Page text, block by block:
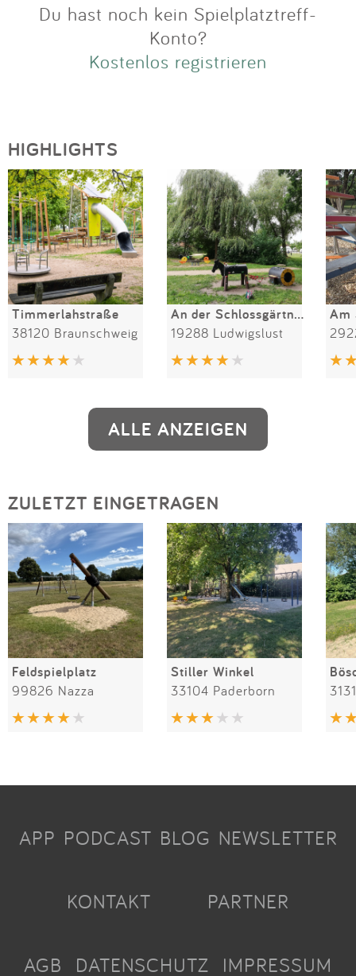
Du hast noch kein Spielplatztreff-
Konto?
Kostenlos registrieren
HIGHLIGHTS
Timmerlahstraße
38120 Braunschweig
An der Schlossgärtnerei
19288 Ludwigslust
Am
ALLE ANZEIGEN
ZULETZT EINGETRAGEN
Feldspielplatz
99826 Nazza
Stiller Winkel
33104 Paderborn
APP PODCAST BLOG NEWSLETTER
KONTAKT PARTNER
AGB DATENSCHUTZ IMPRESSUM